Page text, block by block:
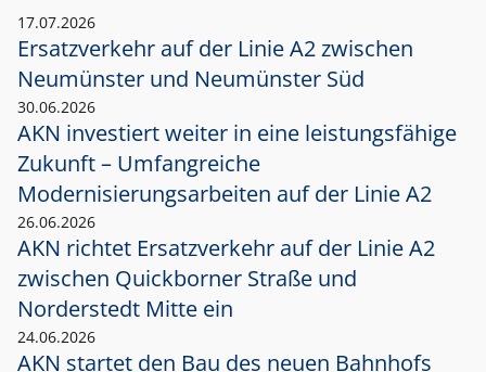
17.07.2026
Ersatzverkehr auf der Linie A2 zwischen
Neumünster und Neumünster Süd
30.06.2026
AKN investiert weiter in eine leistungsfähige
Zukunft – Umfangreiche
Modernisierungsarbeiten auf der Linie A2
26.06.2026
AKN richtet Ersatzverkehr auf der Linie A2
zwischen Quickborner Straße und
Norderstedt Mitte ein
24.06.2026
AKN startet den Bau des neuen Bahnhofs